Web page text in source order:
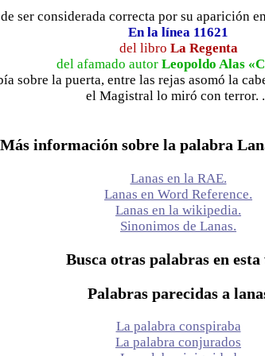
ser considerada correcta por su aparición
En la línea 11621
del libro La Regenta
del afamado autor Leopoldo Alas
sobre la puerta, entre las rejas asomó la
el Magistral lo miró con terror.
Más información sobre la palabra
Lanas en la RAE.
Lanas en Word Reference.
Lanas en la wikipedia.
Sinonimos de Lanas.
Busca otras palabras en esta
Palabras parecidas a
La palabra conspiraba
La palabra conjurados